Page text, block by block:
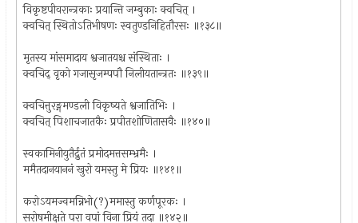
विकृष्टपीवरान्त्रकाः प्रयान्ति जम्बुकाः क्वचित् ।
क्वचित् स्थितोऽतिभीषणः स्वतुण्डनिहितौरसः ॥१३८॥
मृतस्य मांसमादाय श्वजातयश्च संस्थिताः ।
क्वचिद् वृको गजासृजम्पपौ निलीयतान्त्रतः ॥१३९॥
क्वचित्तुरङ्गमण्डली विकृष्यते श्वजातिभिः ।
क्वचित् पिशाचजातकैः प्रपीतशोणितासवैः ॥१४०॥
स्वकामिनीयुतैर्द्रुतं प्रमोदमत्तसम्भ्रमैः ।
ममैतदानयाननं खुरो यमस्तु मे प्रियः ॥१४१॥
करोऽयमज्वमन्निभो(?)ममास्तु कर्णपूरकः ।
सरोषमीक्षते परा वपां विना प्रियं तदा ॥१४२॥